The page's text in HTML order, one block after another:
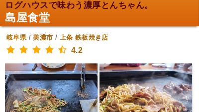
ログハウスで味わう濃厚とんちゃん。
島屋食堂
岐阜県/美濃市 / 上条 鉄板焼き店
4.2